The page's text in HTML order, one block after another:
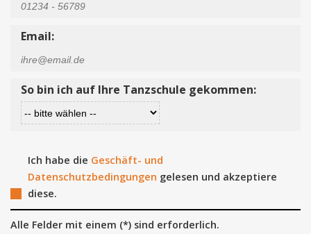
Email:
So bin ich auf Ihre Tanzschule gekommen:
Ich habe die Geschäft- und
Datenschutzbedingungen gelesen und akzeptiere
diese.
Alle Felder mit einem (*) sind erforderlich.